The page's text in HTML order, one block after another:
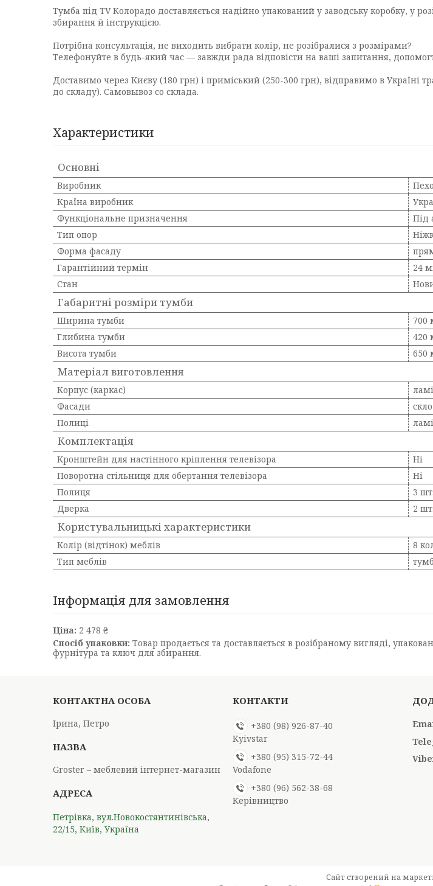
Тумба під TV Колорадо доставляється надійно упакований у заводську коробку, у
збирання й інструкцією.
Потрібна консультація, не виходить вибрати колір, не розібралися з розмірами?
Телефонуйте в будь-який час — завжди рада відповісти на ваші запитання,
Доставимо через Києву (180 грн) і приміський (250-300 грн), відправимо в
до складу). Самовывоз со склада.
Характеристики
Основні
Виробник
Країна виробник
Функціональне призначення
Під
Тип опор
Форма фасаду
Гарантійний термін
24
Стан
Габаритні розміри тумби
Ширина тумби
700
Глибина тумби
420
Висота тумби
650
Матеріал виготовлення
Корпус (каркас)
Фасади
скло
Полиці
Комплектація
Кронштейн для настінного кріплення телевізора
Ні
Поворотна стільниця для обертання телевізора
Ні
Полиця
3 шт.
Дверка
2 шт.
Користувальницькі характеристики
Колір (відтінок) меблів
8
Тип меблів
Інформація для замовлення
Ціна: 2 478 ₴
Спосіб упаковки: Товар продається та доставляється в розібраному вигляді,
фурнітура та ключ для збирання.
Ірина, Петро
Groster – меблевий інтернет-магазин
Петрівка, вул.Новокостянтинівська,
22/15, Київ, Україна
+380 (98) 926-87-40
Kyivstar
+380 (95) 315-72-44
Vodafone
+380 (96) 562-38-68
Керівництво
Сайт створений на